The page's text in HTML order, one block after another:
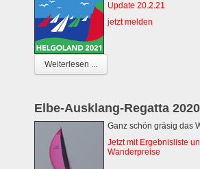
Update 20.2.21
jetzt melden
Weiterlesen ...
Elbe-Ausklang-Regatta 2020
Ganz schön gräsig das
Jetzt mit Ergebnisliste
Wanderpreise